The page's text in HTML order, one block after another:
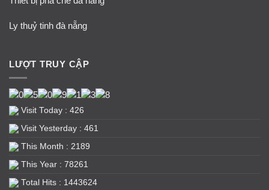
Ly thuỷ tinh đà nẵng
LƯỢT TRUY CẬP
Visit Today : 426
Visit Yesterday : 461
This Month : 2189
This Year : 78261
Total Hits : 1443624